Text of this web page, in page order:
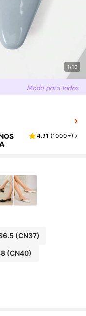
1/10
4.91 (1000+)
(CN37)
(CN40)